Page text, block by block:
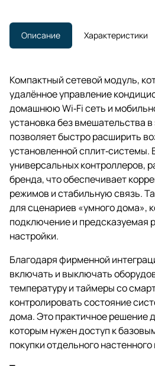
Описание Характеристики
Компактный сетевой модуль,
удалённое управление
домашнюю Wi‑Fi сеть и
установка без вмешательства в
позволяет быстро расширить
установленной сплит‑системы.
универсальных контроллеров,
бренда, что обеспечивает
режимов и стабильную связь.
для сценариев «умного дома»,
подключение и предсказуемая
настройки.
Благодаря фирменной
включать и выключать
температуру и таймеры со
контролировать состояние
дома. Это практичное решение
которым нужен доступ к
покупки отдельного